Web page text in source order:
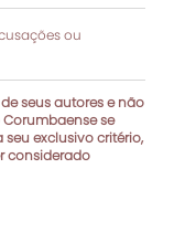
ou
seus autores e não
se
seu exclusivo critério,
considerado